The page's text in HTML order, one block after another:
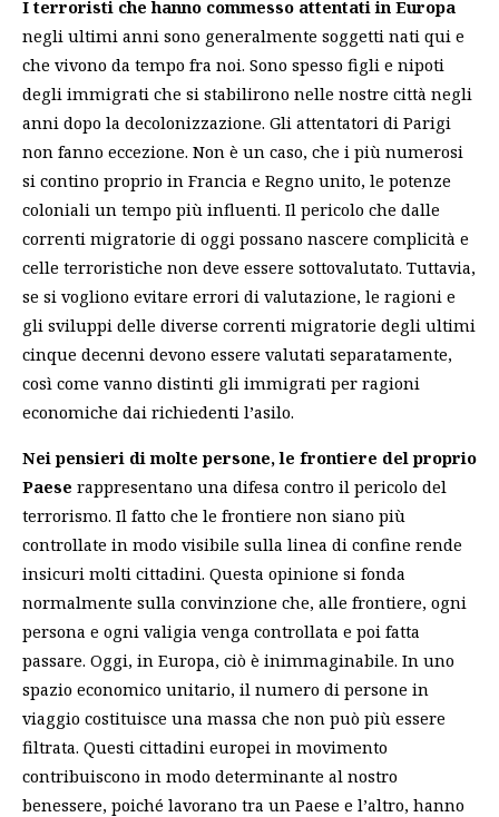
I terroristi che hanno commesso attentati in Europa
negli ultimi anni sono generalmente soggetti nati qui e
che vivono da tempo fra noi. Sono spesso figli e nipoti
degli immigrati che si stabilirono nelle nostre città negli
anni dopo la decolonizzazione. Gli attentatori di Parigi
non fanno eccezione. Non è un caso, che i più numerosi
si contino proprio in Francia e Regno unito, le potenze
coloniali un tempo più influenti. Il pericolo che dalle
correnti migratorie di oggi possano nascere complicità e
celle terroristiche non deve essere sottovalutato. Tuttavia,
se si vogliono evitare errori di valutazione, le ragioni e
gli sviluppi delle diverse correnti migratorie degli ultimi
cinque decenni devono essere valutati separatamente,
così come vanno distinti gli immigrati per ragioni
economiche dai richiedenti l’asilo.
Nei pensieri di molte persone, le frontiere del proprio
Paese rappresentano una difesa contro il pericolo del
terrorismo. Il fatto che le frontiere non siano più
controllate in modo visibile sulla linea di confine rende
insicuri molti cittadini. Questa opinione si fonda
normalmente sulla convinzione che, alle frontiere, ogni
persona e ogni valigia venga controllata e poi fatta
passare. Oggi, in Europa, ciò è inimmaginabile. In uno
spazio economico unitario, il numero di persone in
viaggio costituisce una massa che non può più essere
filtrata. Questi cittadini europei in movimento
contribuiscono in modo determinante al nostro
benessere, poiché lavorano tra un Paese e l’altro, hanno